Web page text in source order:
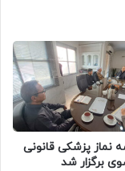
نماز پزشکی قانونی
برگزار شد